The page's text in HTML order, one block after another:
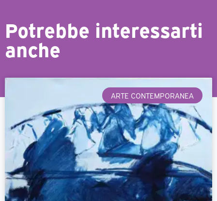
Potrebbe interessarti
anche
ARTE CONTEMPORANEA